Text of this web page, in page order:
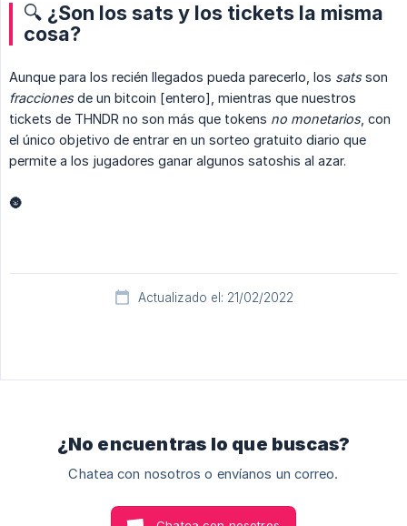
🔍 ¿Son los sats y los tickets la misma
cosa?
Aunque para los recién llegados pueda parecerlo, los satsson
fraccionesde un bitcoin [entero], mientras que nuestros
tickets de THNDR no son más que tokens no monetarios, con
el único objetivo de entrar en un sorteo gratuito diario que
permite a los jugadores ganar algunos satoshis al azar.
🌚
Actualizado el: 21/02/2022
¿No encuentras lo que buscas?
Chatea con nosotros o envíanos un correo.